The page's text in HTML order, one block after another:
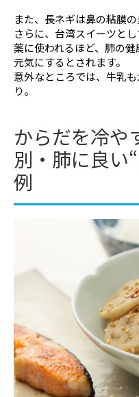
また、長ネギは鼻の粘膜
さらに、台湾スイーツと
薬に使われるほど、肺の
元気にするとされます。
意外なところでは、牛乳
り。
からだを冷や
別・肺に良い
例